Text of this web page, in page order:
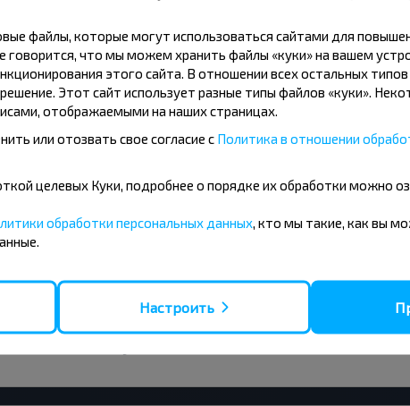
Полесье, Чечерский р-н ГОМЕЛЬСКАЯ ОБЛ.?
Гомель-Полесье, Чечерский р-н
искать билеты?
ОБЛ. лучше ехать прямым рейсом или с
файлы, которые могут использоваться сайтами для
говорится, что мы можем хранить файлы «куки» на вашем
этого сайта. В отношении всех остальных типов
Этот сайт использует разные типы файлов «куки».
отображаемыми на наших страницах.
или отозвать свое согласие с Политика в отношении
целевых Куки, подробнее о порядке их обработки можно
обработки персональных данных , кто мы такие, как вы
Настроить